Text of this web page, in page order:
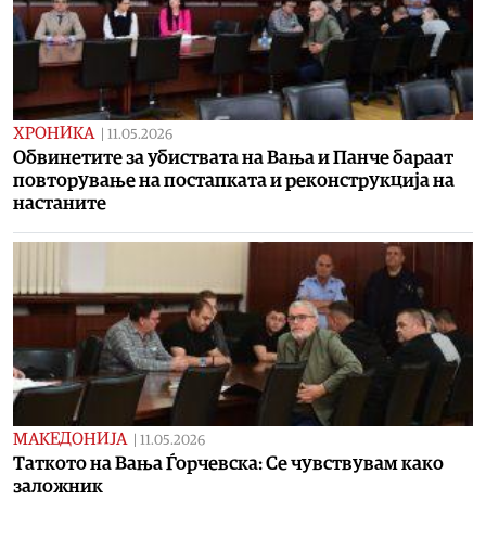
ХРОНИКА | 11.05.2026
Обвинетите за убиствата на Вања и Панче бараат
повторување на постапката и реконструкција на
настаните
МАКЕДОНИЈА | 11.05.2026
Таткото на Вања Ѓорчевска: Се чувствувам како
заложник